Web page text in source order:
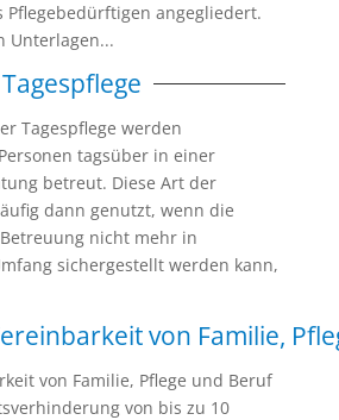
Pflegebedürftigen angegliedert.
Unterlagen...
Tagespflege
Tagespflege werden
tagsüber in einer
betreut. Diese Art der
dann genutzt, wenn die
nicht mehr in
sichergestellt werden kann,
von Familie,
von Familie, Pflege und Beruf
von bis zu 10